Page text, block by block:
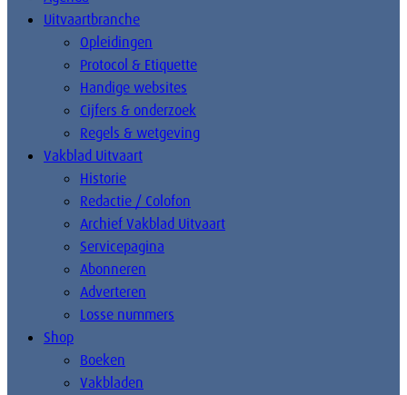
Uitvaartbranche
Opleidingen
Protocol & Etiquette
Handige websites
Cijfers & onderzoek
Regels & wetgeving
Vakblad Uitvaart
Historie
Redactie / Colofon
Archief Vakblad Uitvaart
Servicepagina
Abonneren
Adverteren
Losse nummers
Shop
Boeken
Vakbladen